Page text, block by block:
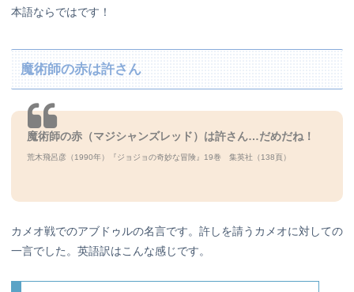
本語ならではです！
魔術師の赤は許さん
魔術師の赤（マジシャンズレッド）は許さん…だめだね！
荒木飛呂彦（1990年）『ジョジョの奇妙な冒険』19巻 集英社（138頁）
カメオ戦でのアブドゥルの名言です。許しを請うカメオに対しての
一言でした。英語訳はこんな感じです。